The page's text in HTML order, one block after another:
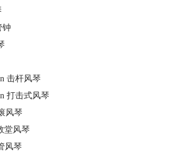
钟
击杆风琴
打击式风琴
风琴
堂风琴
风琴